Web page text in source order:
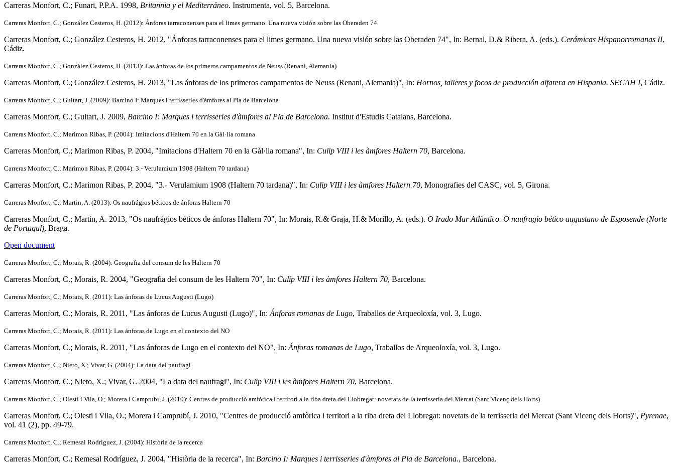
Carreras Monfort, C.; Funari, P.P.A. 1998, Britannia y el Mediterráneo. Instrumenta, vol. 5, Barcelona.
Carreras Monfort, C.; González Cesteros, H. (2012): Ánforas tarraconenses para el limes germano. Una nueva visión sobre las Oberaden 74
Carreras Monfort, C.; González Cesteros, H. 2012, "Ánforas tarraconenses para el limes germano. Una nueva visión sobre las Oberaden 74", In: Bernal, D.& Ribera, A. (eds.). Cerámicas Hispanorromanas II,
Cádiz.
Carreras Monfort, C.; González Cesteros, H. (2013): Las ánforas de los primeros campamentos de Neuss (Renani, Alemania)
Carreras Monfort, C.; González Cesteros, H. 2013, "Las ánforas de los primeros campamentos de Neuss (Renani, Alemania)", In: Hornos, talleres y focos de producción alfarera en Hispania. SECAH I, Cádiz.
Carreras Monfort, C.; Guitart, J. (2009): Barcino I: Marques i terrisseries d'àmfores al Pla de Barcelona
Carreras Monfort, C.; Guitart, J. 2009, Barcino I: Marques i terrisseries d'àmfores al Pla de Barcelona. Institut d'Estudis Catalans, Barcelona.
Carreras Monfort, C.; Marimon Ribas, P. (2004): Imitacions d'Haltern 70 en la Gàl·lia romana
Carreras Monfort, C.; Marimon Ribas, P. 2004, "Imitacions d'Haltern 70 en la Gàl·lia romana", In: Culip VIII i les àmfores Haltern 70, Barcelona.
Carreras Monfort, C.; Marimon Ribas, P. (2004): 3.- Verulamium 1908 (Haltern 70 tardana)
Carreras Monfort, C.; Marimon Ribas, P. 2004, "3.- Verulamium 1908 (Haltern 70 tardana)", In: Culip VIII i les àmfores Haltern 70, Monografies del CASC, vol. 5, Girona.
Carreras Monfort, C.; Martin, A. (2013): Os naufrágios béticos de ánforas Haltern 70
Carreras Monfort, C.; Martin, A. 2013, "Os naufrágios béticos de ánforas Haltern 70", In: Morais, R.& Graja, H.& Morillo, A. (eds.). O Irado Mar Atlântico. O naufragio bético augustano de Esposende (Norte
de Portugal), Braga.
Open document
Carreras Monfort, C.; Morais, R. (2004): Geografia del consum de les Haltern 70
Carreras Monfort, C.; Morais, R. 2004, "Geografia del consum de les Haltern 70", In: Culip VIII i les àmfores Haltern 70, Barcelona.
Carreras Monfort, C.; Morais, R. (2011): Las ánforas de Lucus Augusti (Lugo)
Carreras Monfort, C.; Morais, R. 2011, "Las ánforas de Lucus Augusti (Lugo)", In: Ánforas romanas de Lugo, Traballos de Arqueoloxía, vol. 3, Lugo.
Carreras Monfort, C.; Morais, R. (2011): Las ánforas de Lugo en el contexto del NO
Carreras Monfort, C.; Morais, R. 2011, "Las ánforas de Lugo en el contexto del NO", In: Ánforas romanas de Lugo, Traballos de Arqueoloxía, vol. 3, Lugo.
Carreras Monfort, C.; Nieto, X.; Vivar, G. (2004): La data del naufragi
Carreras Monfort, C.; Nieto, X.; Vivar, G. 2004, "La data del naufragi", In: Culip VIII i les àmfores Haltern 70, Barcelona.
Carreras Monfort, C.; Olesti i Vila, O.; Morera i Camprubí, J. (2010): Centres de producció amfòrica i territori a la riba dreta del Llobregat: novetats de la terrisseria del Mercat (Sant Vicenç dels Horts)
Carreras Monfort, C.; Olesti i Vila, O.; Morera i Camprubí, J. 2010, "Centres de producció amfòrica i territori a la riba dreta del Llobregat: novetats de la terrisseria del Mercat (Sant Vicenç dels Horts)", Pyrenae,
vol. 41 (2), pp. 49-79.
Carreras Monfort, C.; Remesal Rodríguez, J. (2004): Història de la recerca
Carreras Monfort, C.; Remesal Rodríguez, J. 2004, "Història de la recerca", In: Barcino I: Marques i terrisseries d'àmfores al Pla de Barcelona., Barcelona.